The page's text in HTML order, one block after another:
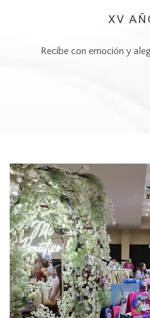
XV
Recibe con emoción y